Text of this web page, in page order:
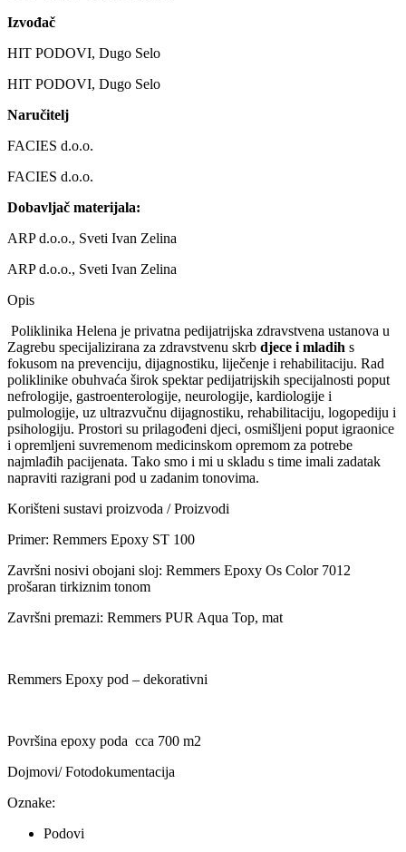
Izvođač
HIT PODOVI, Dugo Selo
HIT PODOVI, Dugo Selo
Naručitelj
FACIES d.o.o.
FACIES d.o.o.
Dobavljač materijala:
ARP d.o.o., Sveti Ivan Zelina
ARP d.o.o., Sveti Ivan Zelina
Opis
Poliklinika Helena je privatna pedijatrijska zdravstvena ustanova u
Zagrebu specijalizirana za zdravstvenu skrb djece i mladih s
fokusom na prevenciju, dijagnostiku, liječenje i rehabilitaciju. Rad
poliklinike obuhvaća širok spektar pedijatrijskih specijalnosti poput
nefrologije, gastroenterologije, neurologije, kardiologije i
pulmologije, uz ultrazvučnu dijagnostiku, rehabilitaciju, logopediju i
psihologiju. Prostori su prilagođeni djeci, osmišljeni poput igraonice
i opremljeni suvremenom medicinskom opremom za potrebe
najmlađih pacijenata. Tako smo i mi u skladu s time imali zadatak
napraviti razigrani pod u zadanim tonovima.
Korišteni sustavi proizvoda / Proizvodi
Primer: Remmers Epoxy ST 100
Završni nosivi obojani sloj: Remmers Epoxy Os Color 7012
prošaran tirkiznim tonom
Završni premazi: Remmers PUR Aqua Top, mat
Remmers Epoxy pod – dekorativni
Površina epoxy poda cca 700 m2
Dojmovi/ Fotodokumentacija
Oznake:
Podovi